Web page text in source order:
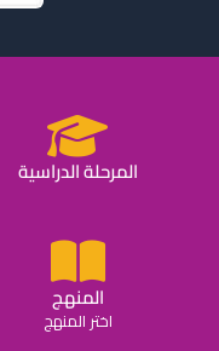
المرحلة الدراسية
المنهج
اختر المنهج